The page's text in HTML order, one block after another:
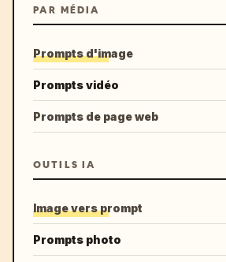
PAR MÉDIA
Prompts d'image
Prompts vidéo
Prompts de page web
OUTILS IA
Image vers prompt
Prompts photo